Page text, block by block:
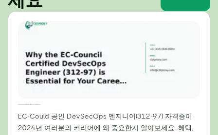
EC-Could 공인 DevSecOps 엔지니어(312-97) 자격증이
2024년 여러분의 커리어에 왜 중요한지 알아보세요. 혜택,